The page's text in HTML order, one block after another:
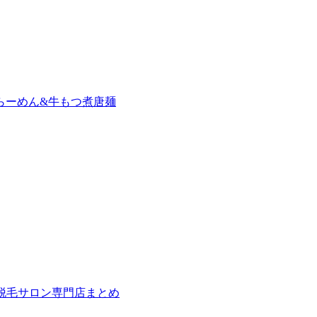
ーめん&牛もつ煮唐麺
毛サロン専門店まとめ